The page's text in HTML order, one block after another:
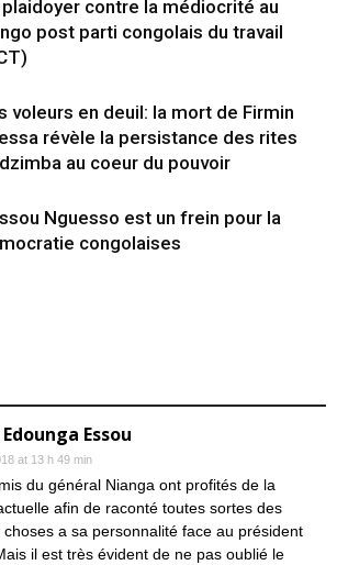
plaidoyer contre la médiocrité au
post parti congolais du travail
voleurs en deuil: la mort de Firmin
révèle la persistance des rites
au coeur du pouvoir
Nguesso est un frein pour la
congolaises
Essou
at 13 h 49 min
du général Nianga ont profités de la
afin de raconté toutes sortes des
choses a sa personnalité face au président
il est très évident de ne pas oublié le